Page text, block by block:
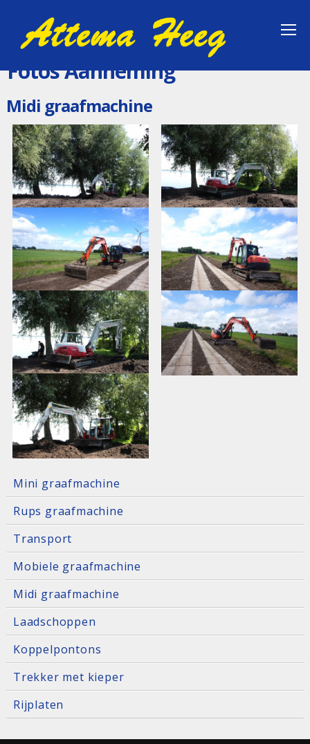
Fotos Aanneming
Midi graafmachine
Mini graafmachine
Rups graafmachine
Transport
Mobiele graafmachine
Midi graafmachine
Laadschoppen
Koppelpontons
Trekker met kieper
Rijplaten